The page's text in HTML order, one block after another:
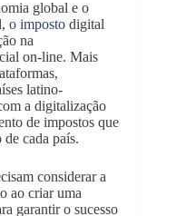
global e o
o imposto digital
na
on-line. Mais
latino-
a digitalização
de impostos que
cada país.
considerar a
ao criar uma
garantir o sucesso